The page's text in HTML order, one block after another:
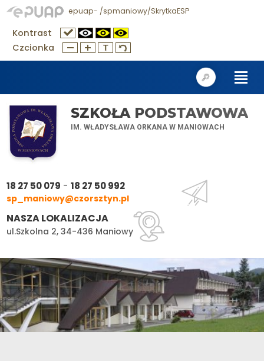
epuap- /spmaniowy/SkrytkaESP
Kontrast
Czcionka
SZKOŁA PODSTAWOWA
IM. WŁADYSŁAWA ORKANA W MANIOWACH
18 27 50 079 -18 27 50 992
sp_maniowy@czorsztyn.pl
NASZA LOKALIZACJA
ul.Szkolna 2, 34-436 Maniowy